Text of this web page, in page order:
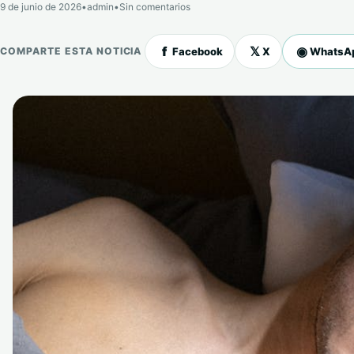
9 de junio de 2026•admin•Sin comentarios
COMPARTE ESTA NOTICIA f Facebook 𝕏 X ◉